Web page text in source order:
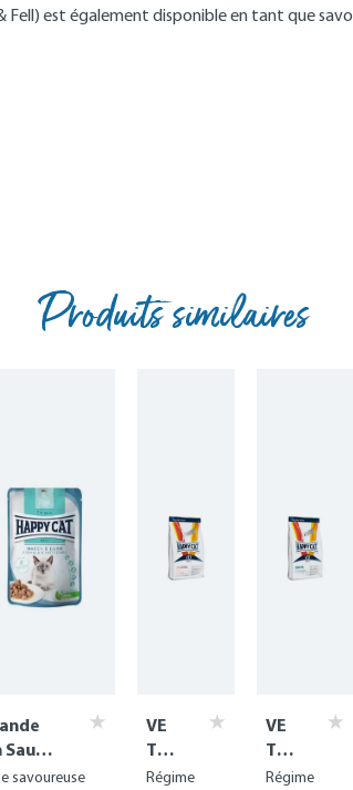
Fell) est également disponible en tant que
Produits similaires
Sauce
savoureuse
VE
T
Die
Régime
VE
T
Die
Régime